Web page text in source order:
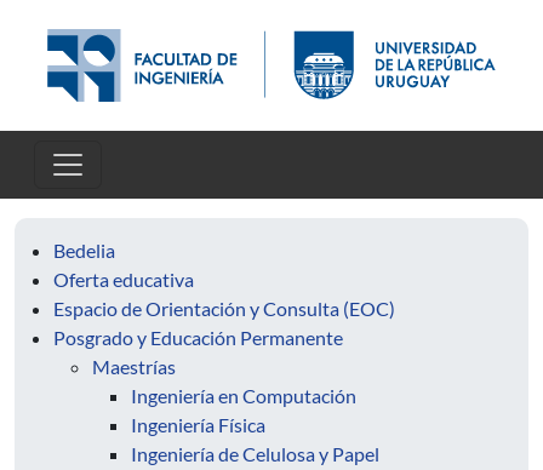
Bedelia
Oferta educativa
Espacio de Orientación y Consulta (EOC)
Posgrado y Educación Permanente
Maestrías
Ingeniería en Computación
Ingeniería Física
Ingeniería de Celulosa y Papel